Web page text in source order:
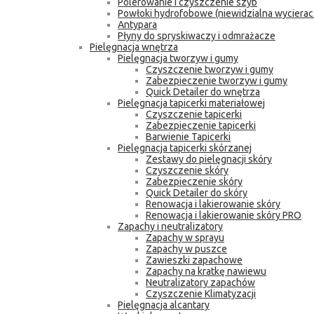
Powłoki hydrofobowe (niewidzialna
Antypara
Płyny do spryskiwaczy i odmrażacze
Pielęgnacja wnętrza
Pielęgnacja tworzyw i gumy
Czyszczenie tworzyw i gumy
Zabezpieczenie tworzyw i gumy
Quick Detailer do wnętrza
Pielęgnacja tapicerki materiałowej
Czyszczenie tapicerki
Zabezpieczenie tapicerki
Barwienie Tapicerki
Pielęgnacja tapicerki skórzanej
Zestawy do pielęgnacji skóry
Czyszczenie skóry
Zabezpieczenie skóry
Quick Detailer do skóry
Renowacja i lakierowanie skóry
Renowacja i lakierowanie skóry PRO
Zapachy i neutralizatory
Zapachy w sprayu
Zapachy w puszce
Zawieszki zapachowe
Zapachy na kratkę nawiewu
Neutralizatory zapachów
Czyszczenie Klimatyzacji
Pielęgnacja alcantary